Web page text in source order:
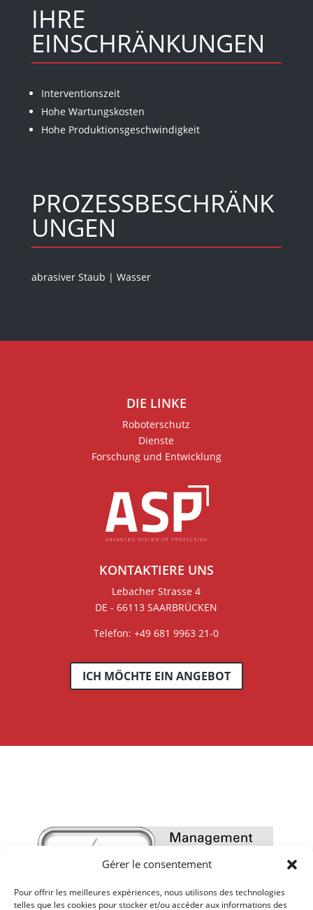
Gérer le consentement
Pour offrir les meilleures expériences, nous utilisons des technologies
telles que les cookies pour stocker et/ou accéder aux informations des
IHRE
EINSCHRÄNKUNGEN
Interventionszeit
Hohe Wartungskosten
Hohe Produktionsgeschwindigkeit
PROZESSBESCHRÄNK
UNGEN
abrasiver Staub | Wasser
DIE LINKE
Roboterschutz
Dienste
Forschung und Entwicklung
KONTAKTIERE UNS
Lebacher Strasse 4
DE - 66113 SAARBRÜCKEN
Telefon: +49 681 9963 21-0
ICH MÖCHTE EIN ANGEBOT